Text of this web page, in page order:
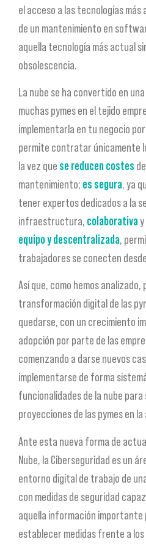
el acceso a las tecnologías
de un mantenimiento en
aquella tecnología más actual
obsolescencia.
La nube se ha convertido en
muchas pymes en el tejido
implementarla en tu negocio
permite contratar únicamente
la vez que se reducen costes
mantenimiento; es segura, ya
tener expertos dedicados a la
infraestructura, colaborativa
equipo ydescentralizada,
trabajadores se conecten
Así que, como hemos analizado,
transformación digital de las
quedarse, con un crecimiento
adopción por parte de las
comenzando a darse nuevos
implementarse de forma
funcionalidades de la nube
proyecciones de las pymes en
Ante esta nueva forma de
Nube, la Ciberseguridad es un
entorno digital de trabajo de
con medidas de seguridad
aquella información importante
establecer medidas frente a